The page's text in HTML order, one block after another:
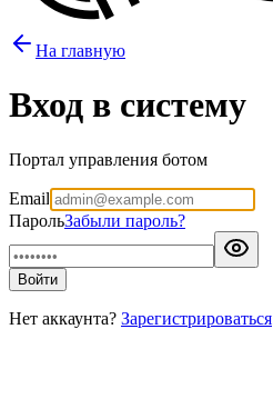
На главную
Вход в систему
Портал управления ботом
Email
ПарольЗабыли пароль?
Войти
Нет аккаунта? Зарегистрироваться